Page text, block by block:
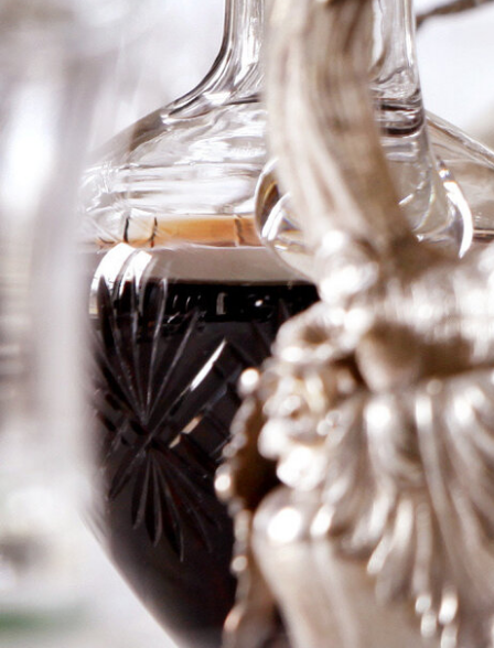
1727 Bremer
Ratskeller
Rudesheimer
Apostelwein
Logga in för att se priset
Art.nr: 21382-01
Information
Producent Schloss Johannisberg
Årgång 2020
Land Tyskland
Område Reingau
Vitt